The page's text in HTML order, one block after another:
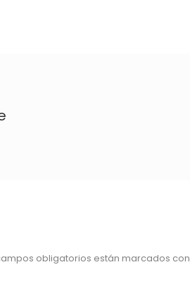
obligatorios están marcados con